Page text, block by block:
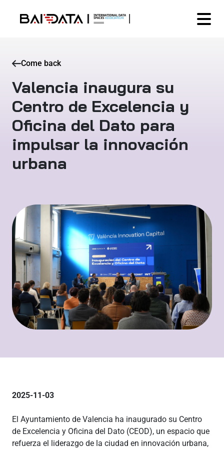
Come back
Valencia inaugura su
Centro de Excelencia y
Oficina del Dato para
impulsar la innovación
urbana
2025-11-03
El Ayuntamiento de Valencia ha inaugurado su Centro
de Excelencia y Oficina del Dato (CEOD), un espacio que
refuerza el liderazgo de la ciudad en innovación urbana,